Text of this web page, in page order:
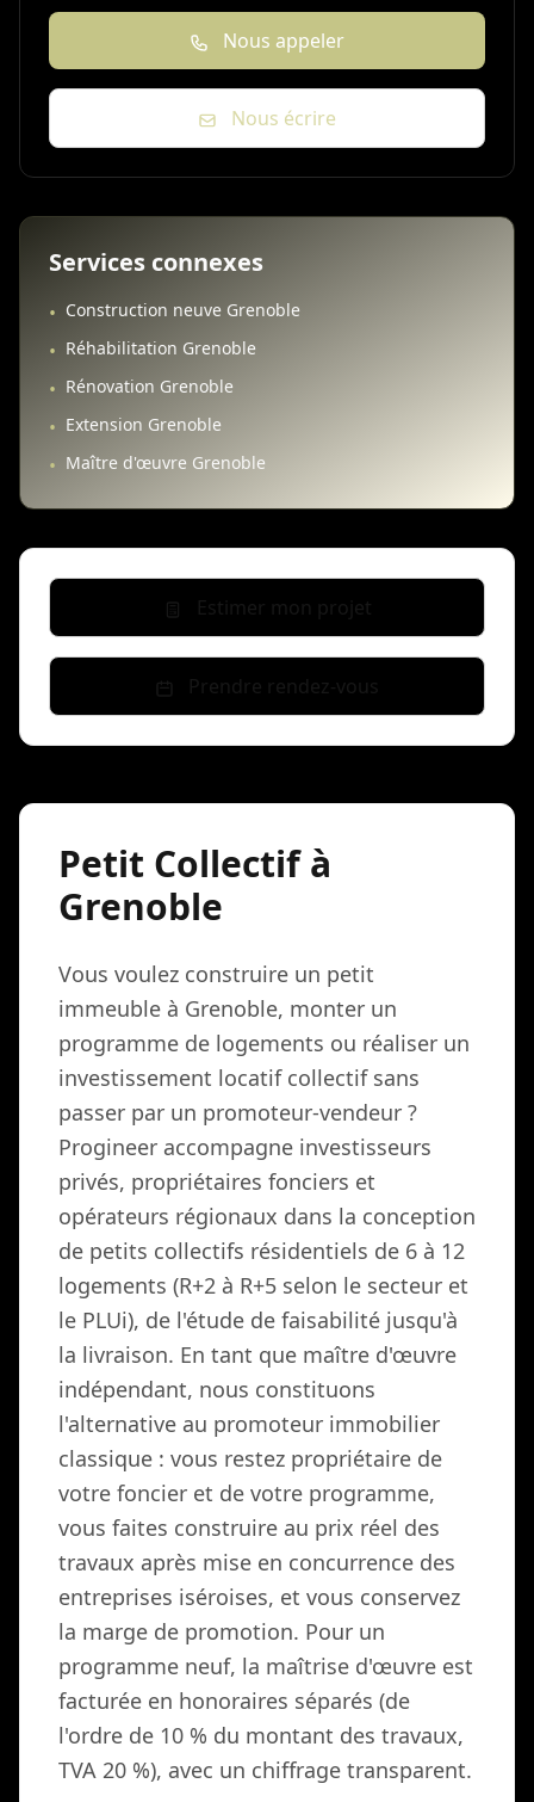
Nous appeler
Nous écrire
Services connexes
• Construction neuve Grenoble
• Réhabilitation Grenoble
• Rénovation Grenoble
• Extension Grenoble
• Maître d'œuvre Grenoble
Petit Collectif à
Grenoble
Vous voulez construire un petit
immeuble à Grenoble, monter un
programme de logements ou réaliser un
investissement locatif collectif sans
passer par un promoteur-vendeur ?
Progineer accompagne investisseurs
privés, propriétaires fonciers et
opérateurs régionaux dans la conception
de petits collectifs résidentiels de 6 à 12
logements (R+2 à R+5 selon le secteur et
le PLUi), de l'étude de faisabilité jusqu'à
la livraison. En tant que maître d'œuvre
indépendant, nous constituons
l'alternative au promoteur immobilier
classique : vous restez propriétaire de
votre foncier et de votre programme,
vous faites construire au prix réel des
travaux après mise en concurrence des
entreprises iséroises, et vous conservez
la marge de promotion. Pour un
programme neuf, la maîtrise d'œuvre est
facturée en honoraires séparés (de
l'ordre de 10 % du montant des travaux,
TVA 20 %), avec un chiffrage transparent.